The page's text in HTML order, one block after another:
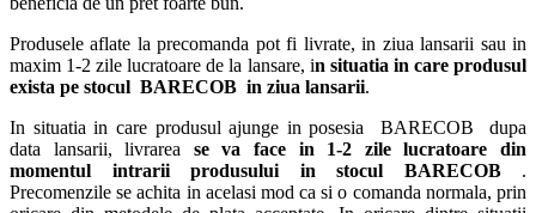
Produsele aflate la precomanda pot fi livrate, in ziua lansarii sau in
maxim 1-2 zile lucratoare de la lansare, in situatia in care produsul
exista pe stocul BARECOB in ziua lansarii.
In situatia in care produsul ajunge in posesia BARECOB dupa
data lansarii, livrarea se va face in 1-2 zile lucratoare din
momentul intrarii produsului in stocul BARECOB .
Precomenzile se achita in acelasi mod ca si o comanda normala, prin